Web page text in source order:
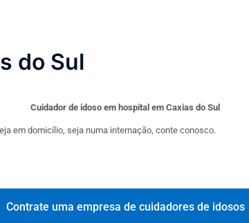
do Sul
Cuidador de idoso em hospital em Caxias do Sul
em domicílio, seja numa internação, conte conosco.
Contrate uma empresa de cuidadores de idosos